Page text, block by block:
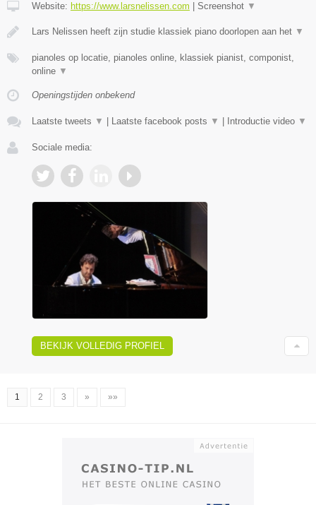
Website: https://www.larsnelissen.com Screenshot ▼
Lars Nelissen heeft zijn studie klassiek piano doorlopen aan het ▼
pianoles op locatie, pianoles online, klassiek pianist, componist,
online ▼
Openingstijden onbekend
Laatste tweets ▼ Laatste facebook posts ▼ Introductie video ▼
Sociale media:
BEKIJK VOLLEDIG PROFIEL
1 2 3 » »»